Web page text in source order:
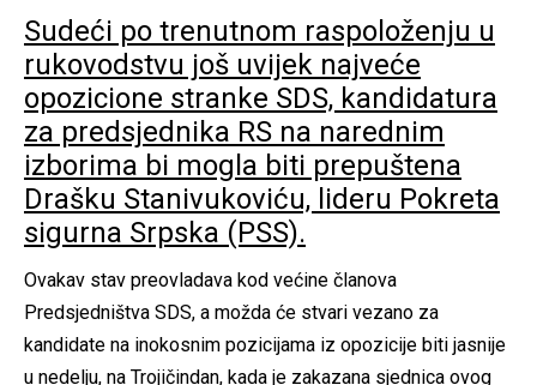
Sudeći po trenutnom raspoloženju u
rukovodstvu još uvijek najveće
opozicione stranke SDS, kandidatura
za predsjednika RS na narednim
izborima bi mogla biti prepuštena
Drašku Stanivukoviću, lideru Pokreta
sigurna Srpska (PSS).
Ovakav stav preovladava kod većine članova
Predsjedništva SDS, a možda će stvari vezano za
kandidate na inokosnim pozicijama iz opozicije biti jasnije
u nedelju, na Trojičindan, kada je zakazana sjednica ovog